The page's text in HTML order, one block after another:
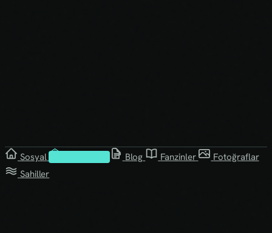
Sosyal Blog Fanzinler
Fotoğraflar
Sahiller